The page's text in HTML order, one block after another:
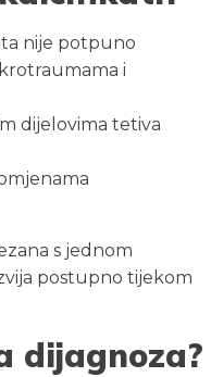
nije potpuno
i
dijelovima tetiva
s jednom
postupno tijekom
dijagnoza?